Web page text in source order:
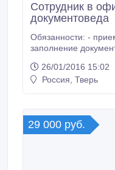
Сотрудник в
документоведа
Обязанности: - прием и
заполнение
формирование
работы Требования:
языком
Условия: - есть
работать предстоит
26/01/2016 15:02
Россия, Тверь
29 000 руб.